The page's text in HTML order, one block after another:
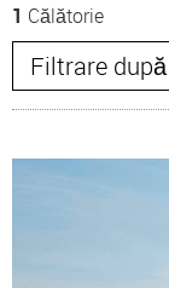
1 Călătorie